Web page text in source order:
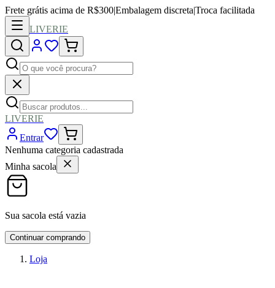
Frete grátis acima de R$300|Embalagem discreta|Troca facilitada
LIVERIE
LIVERIE
Entrar
Nenhuma categoria cadastrada
Minha sacola
Sua sacola está vazia
Continuar comprando
Loja